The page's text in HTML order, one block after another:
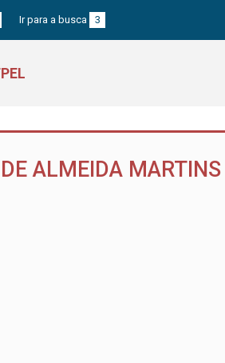
Ir para a busca 3
ALMEIDA